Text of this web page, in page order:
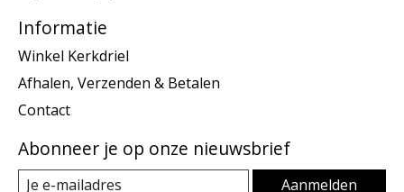
Informatie
Winkel Kerkdriel
Afhalen, Verzenden & Betalen
Contact
Abonneer je op onze nieuwsbrief
Aanmelden